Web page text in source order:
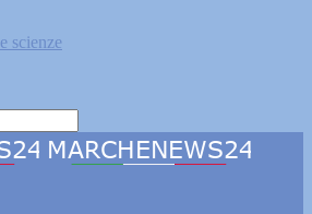
scienze